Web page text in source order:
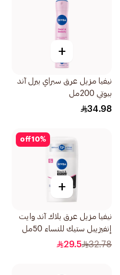
+
نيفيا مزيل عرق سبراي بيرل آند
بيوتي 200مل
34.98
10%
off
+
نيفيا مزيل عرق بلاك آند وايت
إنفيزيبل ستيك للنساء 50مل
32.78
29.5